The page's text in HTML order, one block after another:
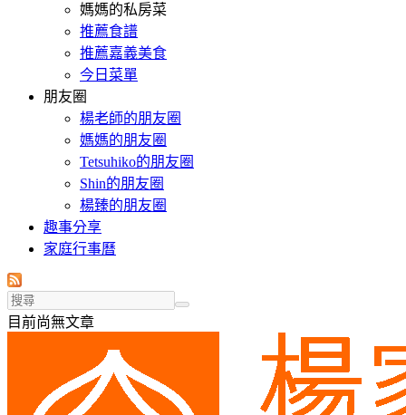
媽媽的私房菜
推薦食譜
推薦嘉義美食
今日菜單
朋友圈
楊老師的朋友圈
媽媽的朋友圈
Tetsuhiko的朋友圈
Shin的朋友圈
楊臻的朋友圈
趣事分享
家庭行事曆
目前尚無文章